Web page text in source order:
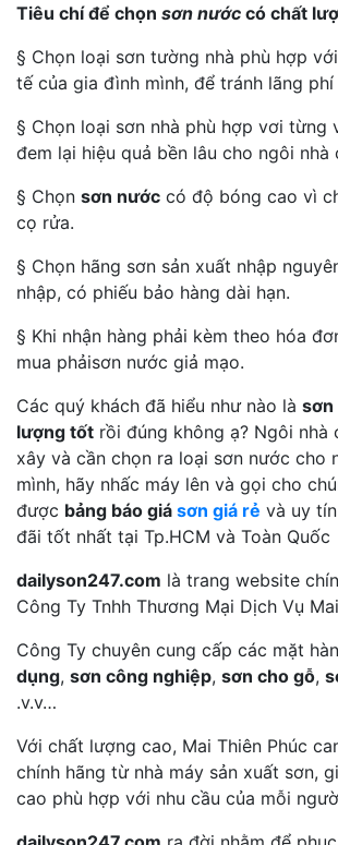
Tiêu chí để chọn sơn nước có chất
§ Chọn loại sơn tường nhà phù hợp
tế của gia đình mình, để tránh lãng
§ Chọn loại sơn nhà phù hợp vơi từng
đem lại hiệu quả bền lâu cho ngôi nhà
§ Chọn sơn nước có độ bóng cao vì
cọ rửa.
§ Chọn hãng sơn sản xuất nhập
nhập, có phiếu bảo hàng dài hạn.
§ Khi nhận hàng phải kèm theo hóa
mua phảisơn nước giả mạo.
Các quý khách đã hiểu như nào là sơn
lượng tốt rồi đúng không ạ? Ngôi nhà
xây và cần chọn ra loại sơn nước cho
mình, hãy nhấc máy lên và gọi cho
được bảng báo giá sơn giá rẻ và uy
đãi tốt nhất tại Tp.HCM và Toàn Quốc
dailyson247.com là trang website
Công Ty Tnhh Thương Mại Dịch Vụ
Công Ty chuyên cung cấp các mặt
dụng, sơn công nghiệp, sơn cho gỗ,
.v.v…
Với chất lượng cao, Mai Thiên Phúc
chính hãng từ nhà máy sản xuất sơn,
cao phù hợp với nhu cầu của mỗi